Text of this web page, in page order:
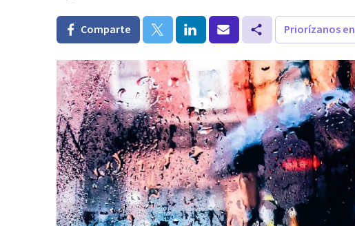
Comparte Priorízanos en